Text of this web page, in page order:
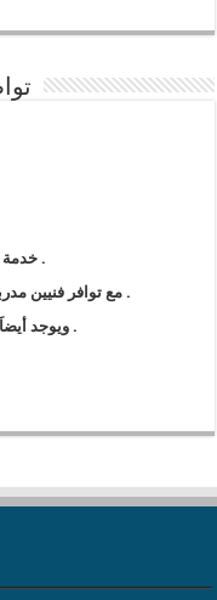
خدمة التوصيل لمحافظات القاهرة والجيزه والأسكندرية .
مع توافر فنيين .
ويوجد إلي باقي المجافظات .